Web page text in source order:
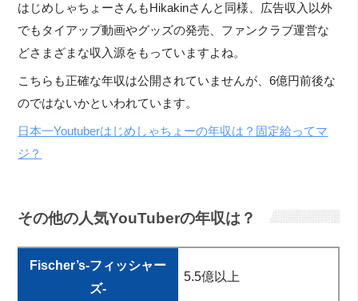
はじめしゃちょーさんもHikakinさんと同様、広告収入以外
でもタイアップ動画やグッズの発売、ファンクラブ運営な
どさまざまな収入源をもっていますよね。
こちらも正確な年収は公開されていませんが、6億円前後な
のではないかといわれています。
日本一Youtuberはじめしゃちょーの年収は？固定給ってマ
ジ？
その他の人気YouTuberの年収は？
Fischer’s-フィッシャー
ズ-
5.5億以上